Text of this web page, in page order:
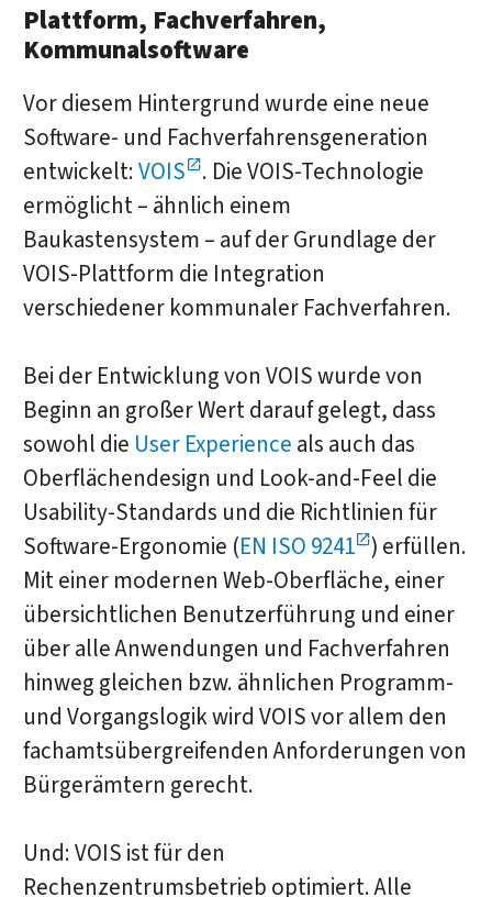
Plattform, Fachverfahren,
Kommunalsoftware
Vor diesem Hintergrund wurde eine neue
Software- und Fachverfahrensgeneration
entwickelt:VOIS . Die VOIS-Technologie
ermöglicht – ähnlich einem
Baukastensystem – auf der Grundlage der
VOIS-Plattform die Integration
verschiedener kommunaler Fachverfahren.
Bei der Entwicklung von VOIS wurde von
Beginn an großer Wert darauf gelegt, dass
sowohl die User Experience als auch das
Oberflächendesign und Look-and-Feel die
Usability-Standards und die Richtlinien für
Software-Ergonomie (EN ISO 9241 ) erfüllen.
Mit einer modernen Web-Oberfläche, einer
übersichtlichen Benutzerführung und einer
über alle Anwendungen und Fachverfahren
hinweg gleichen bzw. ähnlichen Programm-
und Vorgangslogik wird VOIS vor allem den
fachamtsübergreifenden Anforderungen von
Bürgerämtern gerecht.
Und: VOIS ist für den
Rechenzentrumsbetrieb optimiert. Alle